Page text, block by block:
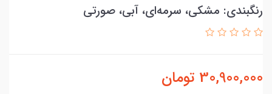
رنگبندی: مشکی، سرمه‌ای، آبی، صورتی
30,900,000 تومان